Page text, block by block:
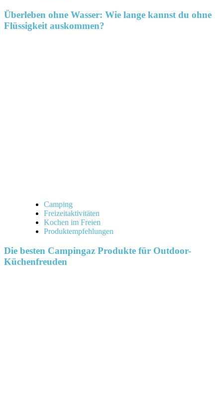
Überleben ohne Wasser: Wie lange kannst du ohne
Flüssigkeit auskommen?
Camping
Freizeitaktivitäten
Kochen im Freien
Produktempfehlungen
Die besten Campingaz Produkte für Outdoor-
Küchenfreuden